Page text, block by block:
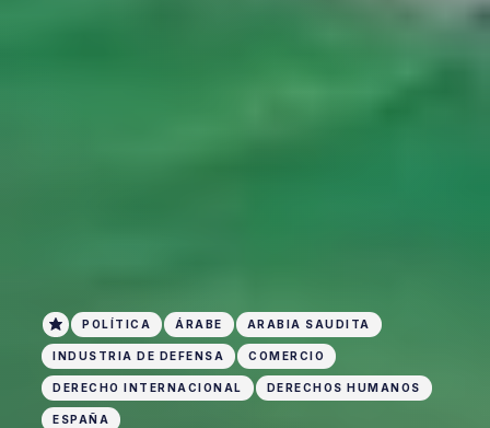
POLÍTICA ÁRABE ARABIA SAUDITA
INDUSTRIA DE DEFENSA COMERCIO
DERECHO INTERNACIONAL DERECHOS HUMANOS
ESPAÑA